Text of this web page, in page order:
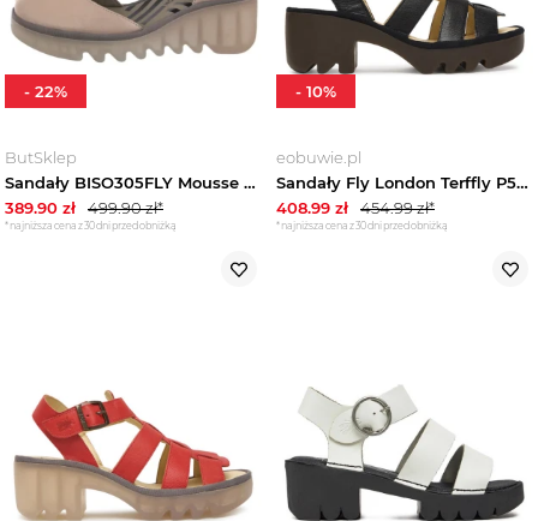
ButSklep
Sandały BISO305FLY Mousse Taupe P501305028 (FL443-a) FLY London
389.90 zł 499.90zł*
*najniższa cena z 30 dni przed obniżką
- 22%
eobuwie.pl
Sandały Fly London Terffly P501614 Czarny
408.99 zł 454.99zł*
*najniższa cena z 30 dni przed obniżką
- 10%